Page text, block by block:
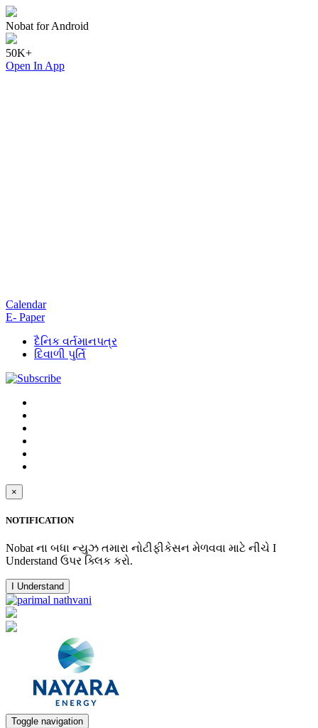
Nobat for Android
50K+
Open In App
Calendar
E- Paper
દૈનિક વર્તમાનપત્ર
દિવાળી પુર્તિ
×
NOTIFICATION
Nobat ના બધા ન્યુઝ તમારા નોટીફીકેસન મેળવવા માટે નીચે I
Understand ઉપર ક્લિક કરો.
I Understand
Toggle navigation